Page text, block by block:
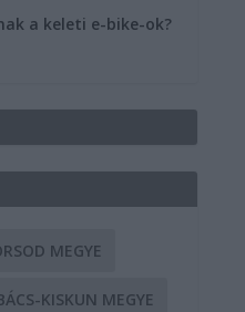
a keleti e-bike-ok?
MEGYE
KISKUN MEGYE